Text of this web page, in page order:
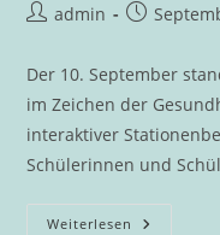
Beitrags-
admin
Beitrag
Der 10. September
im Zeichen der
interaktiver
Schülerinnen und
Weiterlesen